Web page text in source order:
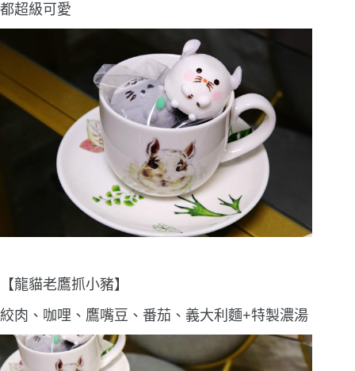
都超級可愛
【龍貓老鷹抓小豬】
絞肉、咖哩、鷹嘴豆、番茄、義大利麵+特製濃湯